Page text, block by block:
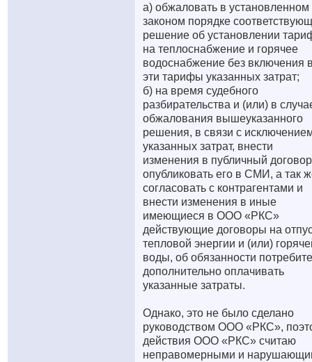
а) обжаловать в установленном
законом порядке
решение об установлении
на теплоснабжение и горячее
водоснабжение без включения
эти тарифы указанных затрат;
б) на время судебного
разбирательства и (или) в
обжалования вышеуказанного
решения, в связи с
указанных затрат, внести
изменения в публичный
опубликовать его в СМИ, а так
согласовать с контрагентами и
внести изменения в иные
имеющиеся в ООО «РКС»
действующие договоры на
тепловой энергии и (или)
воды, об обязанности
дополнительно оплачивать
указанные затраты.
Однако, это не было сделано
руководством ООО «РКС»,
действия ООО «РКС» считаю
неправомерными и